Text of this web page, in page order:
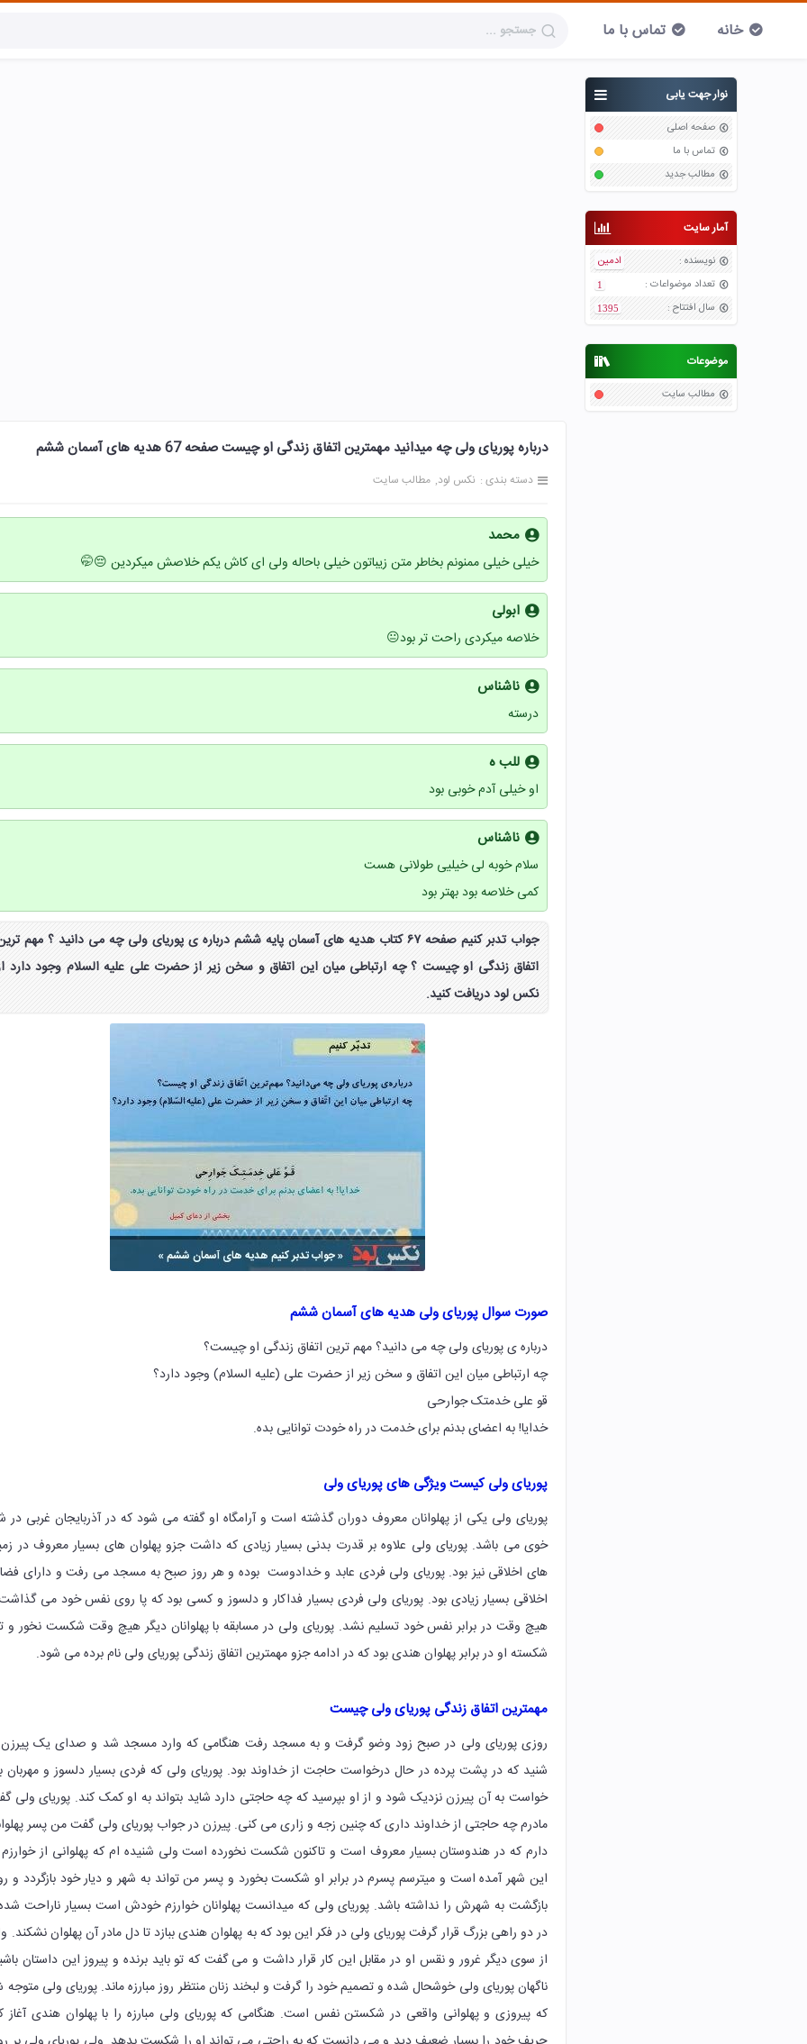
خانه تماس با ما
نوار جهت یابی
صفحه اصلی
تماس با ما
مطالب جدید
آمار سایت
نویسنده :
ادمین
تعداد موضواعات :
1
سال افتتاح :
1395
موضوعات
مطالب سایت
درباره پوریای ولی چه میدانید مهمترین اتفاق زندگی او چیست صفحه 67 هدیه های آسمان ششم
دسته بندی : نکس لود مطالب سایت
محمد
خیلی خیلی ممنونم بخاطر متن زیباتون خیلی باحاله ولی ای کاش یکم خلاصش میکردین 😔🤭
ابولی
خلاصه میکردی راحت تر بود😐
ناشناس
درسته
للب ه
او خیلی آدم خوبی بود
ناشناس
سلام خوبه ‌لی خیلیی طولانی هست
کمی خلاصه بود بهتر بود
جواب تدبر کنیم صفحه ۶۷ کتاب هدیه های آسمان پایه ششم درباره ی پوریای ولی چه می دانید ؟ مهم
اتفاق زندگی او چیست ؟ چه ارتباطی میان این اتفاق و سخن زیر از حضرت علی علیه السلام وجود دارد
نکس لود دریافت کنید.
صورت سوال پوریای ولی هدیه های آسمان ششم
درباره ی پوریای ولی چه می دانید؟ مهم ترین اتفاق زندگی او چیست؟
چه ارتباطی میان این اتفاق و سخن زیر از حضرت علی (علیه السلام) وجود دارد؟
قو علی خدمتک جوارحی
خدایا! به اعضای بدنم برای خدمت در راه خودت توانایی بده.
پوریای ولی کیست ویژگی های پوریای ولی
پوریای ولی یکی از پهلوانان معروف دوران گذشته است و آرامگاه او گفته می شود که در آذربایجان غربی در
خوی می باشد. پوریای ولی علاوه بر قدرت بدنی بسیار زیادی که داشت جزو پهلوان های بسیار معروف در
های اخلاقی نیز بود. پوریای ولی فردی عابد و خدادوست بوده و هر روز صبح به مسجد می رفت و دارای
اخلاقی بسیار زیادی بود. پوریای ولی فردی بسیار فداکار و دلسوز و کسی بود که پا روی نفس خود می
هیچ وقت در برابر نفس خود تسلیم نشد. پوریای ولی در مسابقه با پهلوانان دیگر هیچ وقت شکست نخور و
شکسته او در برابر پهلوان هندی بود که در ادامه جزو مهمترین اتفاق زندگی پوریای ولی نام برده می شود.
مهمترین اتفاق زندگی پوریای ولی چیست
روزی پوریای ولی در صبح زود وضو گرفت و به مسجد رفت هنگامی که وارد مسجد شد و صدای یک پیرزن
شنید که در پشت پرده در حال درخواست حاجت از خداوند بود. پوریای ولی که فردی بسیار دلسوز و مهربان
خواست به آن پیرزن نزدیک شود و از او بپرسید که چه حاجتی دارد شاید بتواند به او کمک کند. پوریای ولی
مادرم چه حاجتی از خداوند داری که چنین زجه و زاری می کنی. پیرزن در جواب پوریای ولی گفت من پسر
دارم که در هندوستان بسیار معروف است و تاکنون شکست نخورده است ولی شنیده ام که پهلوانی از
این شهر آمده است و میترسم پسرم در برابر او شکست بخورد و پسر من تواند به شهر و دیار خود بازگردد و
بازگشت به شهرش را نداشته باشد. پوریای ولی که میدانست پهلوانان خوارزم خودش است بسیار ناراحت
در دو راهی بزرگ قرار گرفت پوریای ولی در فکر این بود که به پهلوان هندی ببازد تا دل مادر آن پهلوان نشکند.
از سوی دیگر غرور و نقس او در مقابل این کار قرار داشت و می گفت که تو باید برنده و پیروز این داستان
ناگهان پوریای ولی خوشحال شده و تصمیم خود را گرفت و لبخند زنان منتظر روز مبارزه ماند. پوریای ولی
که پیروزی و پهلوانی واقعی در شکستن نفس است. هنگامی که پوریای ولی مبارزه را با پهلوان هندی آغاز